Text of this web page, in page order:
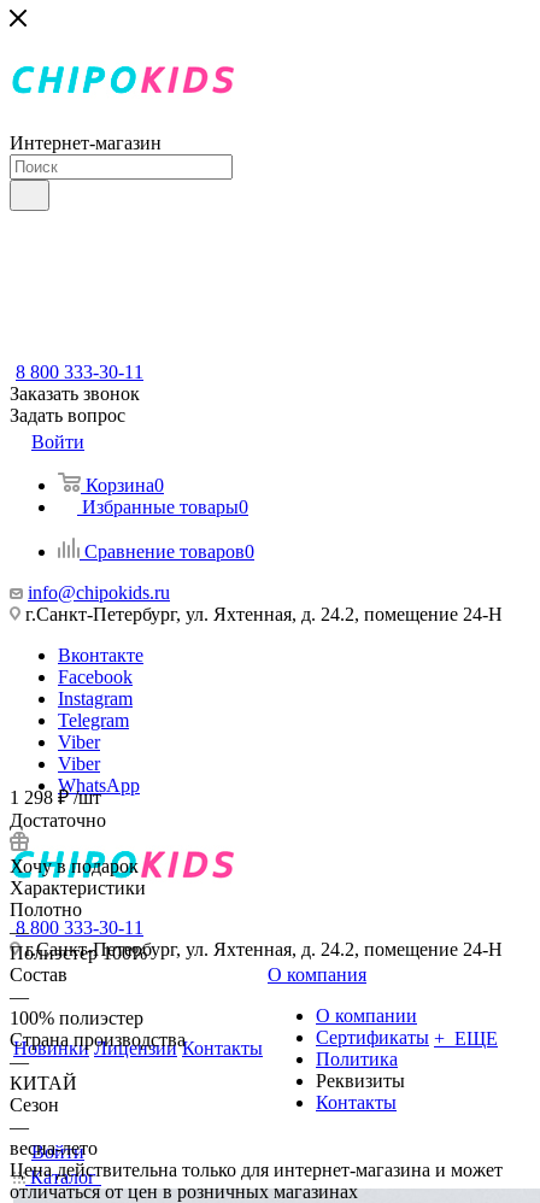
Интернет-магазин
8 800 333-30-11
Заказать звонок
Задать вопрос
Войти
Корзина0
Избранные товары0
Сравнение товаров0
info@chipokids.ru
г.Санкт-Петербург, ул. Яхтенная, д. 24.2, помещение 24-Н
Вконтакте
Facebook
Instagram
Telegram
Viber
Viber
WhatsApp
8 800 333-30-11
г.Санкт-Петербург, ул. Яхтенная, д. 24.2, помещение 24-Н
Новинки Лицензии Контакты
О компания
О компании
Сертификаты
Политика
Реквизиты
Контакты
+ ЕЩЕ
Войти
Каталог
1 298 ₽ /шт
Достаточно
Хочу в подарок
Характеристики
Полотно
—
Полиэстер 100%
Состав
—
100% полиэстер
Страна производства
—
КИТАЙ
Сезон
—
весна-лето
Цена действительна только для интернет-магазина и может
отличаться от цен в розничных магазинах